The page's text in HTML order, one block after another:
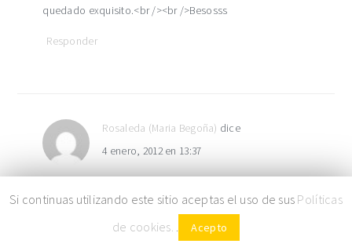
quedado exquisito.<br /><br />Besosss
Responder
Rosaleda (Maria Begoña) dice
4 enero, 2012 en 13:37
<br />Besos y feliz día de Reyes.
Si continuas utilizando este sitio aceptas el uso de sus Políticas
de cookies. . Acepto